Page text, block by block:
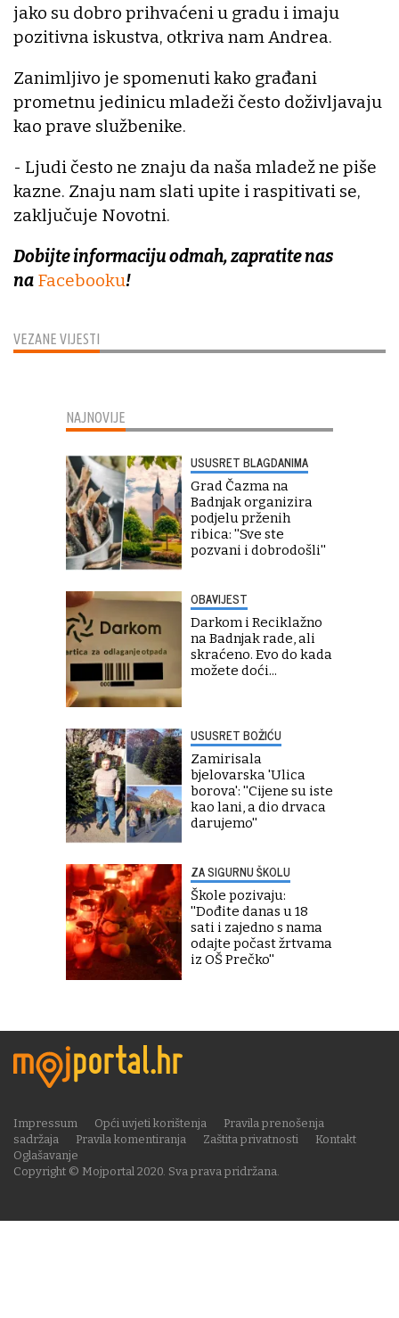
VEZANE VIJESTI
jako su dobro prihvaćeni u gradu i imaju
pozitivna iskustva, otkriva nam Andrea.
Zanimljivo je spomenuti kako građani
prometnu jedinicu mladeži često doživljavaju
kao prave službenike.
- Ljudi često ne znaju da naša mladež ne piše
kazne. Znaju nam slati upite i raspitivati se,
zaključuje Novotni.
Dobijte informaciju odmah, zapratite nas
na Facebooku!
NAJNOVIJE
USUSRET BLAGDANIMA
Grad Čazma na
Badnjak organizira
podjelu prženih
ribica: ''Sve ste
pozvani i dobrodošli''
OBAVIJEST
Darkom i Reciklažno
na Badnjak rade, ali
skraćeno. Evo do kada
možete doći...
USUSRET BOŽIĆU
Zamirisala
bjelovarska 'Ulica
borova': ''Cijene su iste
kao lani, a dio drvaca
darujemo''
ZA SIGURNU ŠKOLU
Škole pozivaju:
''Dođite danas u 18
sati i zajedno s nama
odajte počast žrtvama
iz OŠ Prečko''
Copyright © Mojportal 2020. Sva prava pridržana.
Impressum Opći uvjeti korištenja
Pravila prenošenja
sadržaja
Pravila komentiranja Zaštita privatnosti
Kontakt
Oglašavanje